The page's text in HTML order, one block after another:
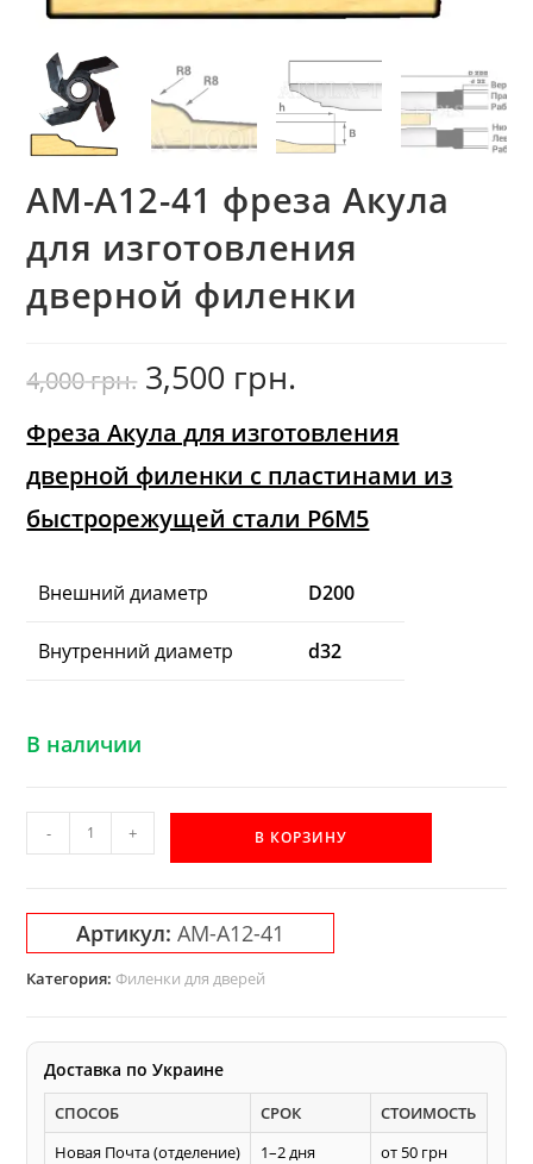
AM-A12-41 фреза Акула
для изготовления
дверной филенки
4,000грн. Первоначальная
цена
составляла
4,000
3,500 грн.
Фреза Акула для изготовления
дверной филенки с пластинами из
быстрорежущей стали Р6М5
Внешний диаметр D200
Внутренний диаметр d32
В наличии
Количество
товара
A12-
фреза
изготовления
дверной
филенки
- + В КОРЗИНУ
Артикул:AM-A12-41
Категория:Филенки для дверей
Доставка по Украине
СПОСОБ СРОК
СТОИМОСТЬ
Новая Почта (отделение)
1–2 дня
от 50 грн